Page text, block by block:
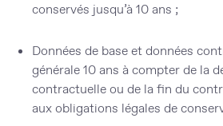
conservés jusqu’à 10 ans ;
Données de base et données
générale 10 ans à compter de la
contractuelle ou de la fin du
aux obligations légales de